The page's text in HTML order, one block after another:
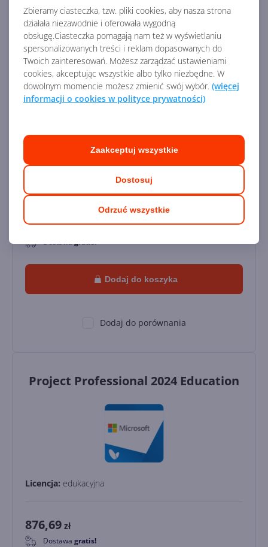
Zbieramy ciasteczka, tzw. pliki cookies, aby nasza strona
działała niezawodnie i oferowała wygodną
obsługę.Ciasteczka pomagają nam też w wyświetlaniu
spersonalizowanych treści i reklam dopasowanych do
Twoich zainteresowań. Możesz zarządzać ustawieniami
cookies, akceptując wszystkie albo tylko niezbędne. W
dowolnym momencie możesz zmienić swój wybór. (więcej
informacji o cookies w polityce prywatności)
Odrzuć wszystkie
Dostosuj
Zaakceptuj wszystkie
Dodaj do koszyka
Visio LTSC Standard 2024 Education
238,66zł
Dostawagratis!
Dodaj do koszyka
Dodaj do porównania
Project Professional 2024 Education
Licencja: edukacyjna
876,69 zł
0 Dostawa gratis!